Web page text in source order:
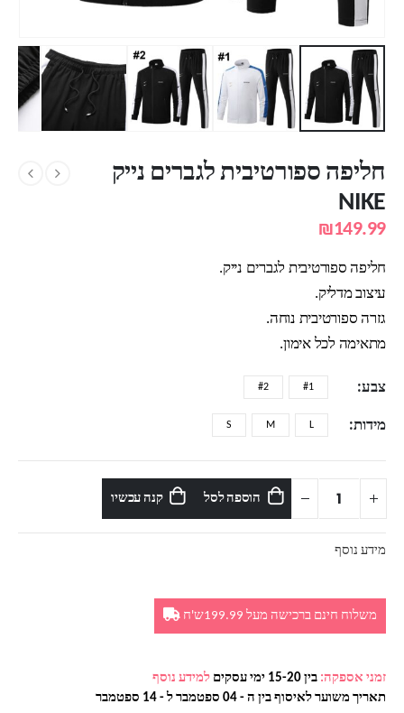
חליפה ספורטיבית לגברים נייק
NIKE
₪149.99
חליפה ספורטיבית לגברים נייק.
עיצוב מדליק.
גזרה ספורטיבית נוחה.
מתאימה לכל אימון.
צבע #1
#2
מידות L
M
S
הוספה לסל קנה עכשיו
מידע נוסף
משלוח חינם ברכישה מעל 199.99ש'ח
זמני אספקה: בין 15-20 ימי עסקים
למידע נוסף
תאריך משוער לאיסוף בין ה - 04 ספטמבר ל - 14 ספטמבר